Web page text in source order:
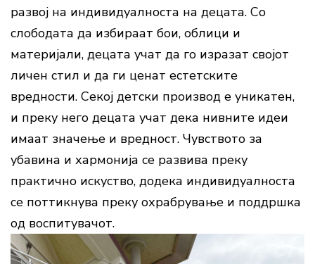
развој на индивидуалноста на децата. Со
слободата да избираат бои, облици и
материјали, децата учат да го изразат својот
личен стил и да ги ценат естетските
вредности. Секој детски производ е уникатен,
и преку него децата учат дека нивните идеи
имаат значење и вредност. Чувството за
убавина и хармонија се развива преку
практично искуство, додека индивидуалноста
се поттикнува преку охрабрување и поддршка
од воспитувачот.